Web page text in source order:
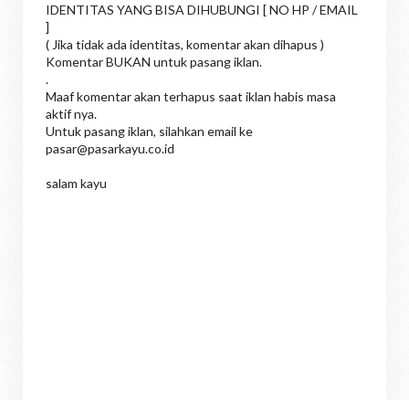
IDENTITAS YANG BISA DIHUBUNGI [ NO HP / EMAIL
]
( Jika tidak ada identitas, komentar akan dihapus )
Komentar BUKAN untuk pasang iklan.
.
Maaf komentar akan terhapus saat iklan habis masa
aktif nya.
Untuk pasang iklan, silahkan email ke
pasar@pasarkayu.co.id
salam kayu